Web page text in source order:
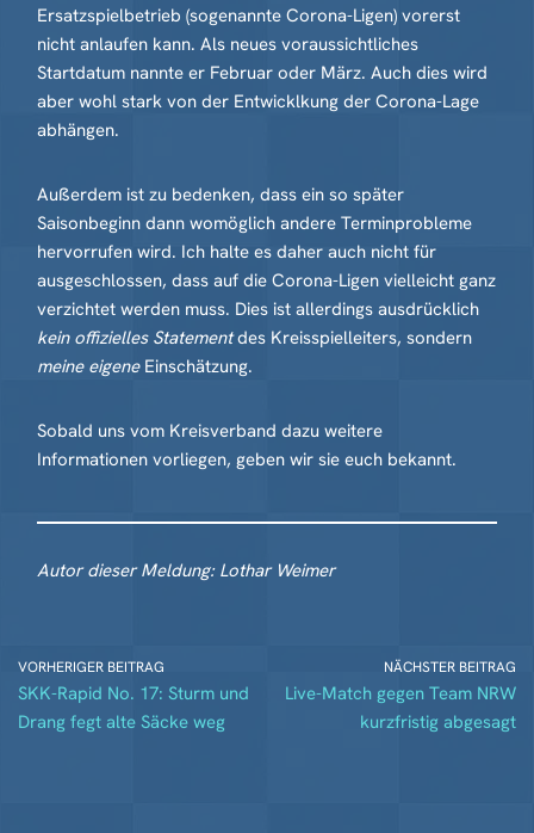
Ersatzspielbetrieb (sogenannte Corona-Ligen) vorerst
nicht anlaufen kann. Als neues voraussichtliches
Startdatum nannte er Februar oder März. Auch dies wird
aber wohl stark von der Entwicklkung der Corona-Lage
abhängen.
Außerdem ist zu bedenken, dass ein so später
Saisonbeginn dann womöglich andere Terminprobleme
hervorrufen wird. Ich halte es daher auch nicht für
ausgeschlossen, dass auf die Corona-Ligen vielleicht ganz
verzichtet werden muss. Dies ist allerdings ausdrücklich
kein offizielles Statementdes Kreisspielleiters, sondern
meine eigeneEinschätzung.
Sobald uns vom Kreisverband dazu weitere
Informationen vorliegen, geben wir sie euch bekannt.
Autor dieser Meldung: Lothar Weimer
VORHERIGER BEITRAG
SKK-Rapid No. 17: Sturm und
Drang fegt alte Säcke weg
NÄCHSTER BEITRAG
Live-Match gegen Team NRW
kurzfristig abgesagt